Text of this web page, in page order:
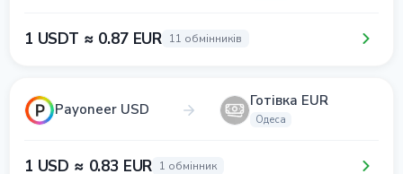
1 USDT ≈ 0.87 EUR 11 обмінників
Payoneer USD Готівка EUR
Одеса
1 USD ≈ 0.83 EUR 1 обмінник